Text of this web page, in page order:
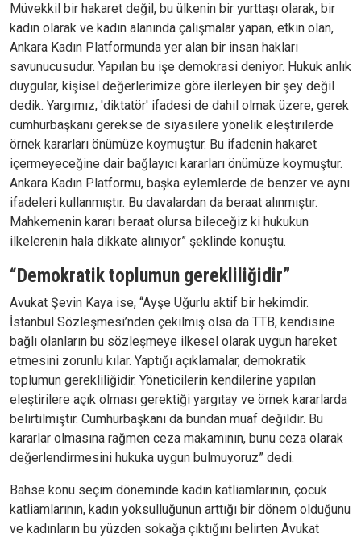
Müvekkil bir hakaret değil, bu ülkenin bir yurttaşı olarak, bir
kadın olarak ve kadın alanında çalışmalar yapan, etkin olan,
Ankara Kadın Platformunda yer alan bir insan hakları
savunucusudur. Yapılan bu işe demokrasi deniyor. Hukuk anlık
duygular, kişisel değerlerimize göre ilerleyen bir şey değil
dedik. Yargımız, 'diktatör' ifadesi de dahil olmak üzere, gerek
cumhurbaşkanı gerekse de siyasilere yönelik eleştirilerde
örnek kararları önümüze koymuştur. Bu ifadenin hakaret
içermeyeceğine dair bağlayıcı kararları önümüze koymuştur.
Ankara Kadın Platformu, başka eylemlerde de benzer ve aynı
ifadeleri kullanmıştır. Bu davalardan da beraat alınmıştır.
Mahkemenin kararı beraat olursa bileceğiz ki hukukun
ilkelerenin hala dikkate alınıyor” şeklinde konuştu.
“Demokratik toplumun gerekliliğidir”
Avukat Şevin Kaya ise, “Ayşe Uğurlu aktif bir hekimdir.
İstanbul Sözleşmesi’nden çekilmiş olsa da TTB, kendisine
bağlı olanların bu sözleşmeye ilkesel olarak uygun hareket
etmesini zorunlu kılar. Yaptığı açıklamalar, demokratik
toplumun gerekliliğidir. Yöneticilerin kendilerine yapılan
eleştirilere açık olması gerektiği yargıtay ve örnek kararlarda
belirtilmiştir. Cumhurbaşkanı da bundan muaf değildir. Bu
kararlar olmasına rağmen ceza makamının, bunu ceza olarak
değerlendirmesini hukuka uygun bulmuyoruz” dedi.
Bahse konu seçim döneminde kadın katliamlarının, çocuk
katliamlarının, kadın yoksulluğunun arttığı bir dönem olduğunu
ve kadınların bu yüzden sokağa çıktığını belirten Avukat